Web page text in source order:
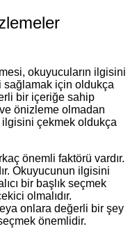
okuyucuların ilgisini
sağlamak için oldukça
bir içeriğe sahip
önizleme olmadan
ilgisini çekmek oldukça
önemli faktörü vardır.
Okuyucunun ilgisini
bir başlık seçmek
olmalıdır.
onlara değerli bir şey
önemlidir.